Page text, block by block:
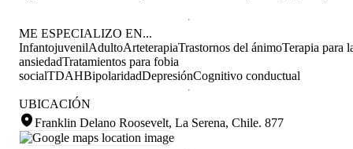
ME ESPECIALIZO EN...
InfantojuvenilAdultoArteterapiaTrastornos del ánimoTerapia para
ansiedadTratamientos para fobia
socialTDAHBipolaridadDepresiónCognitivo conductual
UBICACIÓN
Franklin Delano Roosevelt, La Serena, Chile. 877